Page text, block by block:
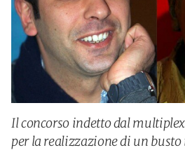
Il concorso indetto dal
per la realizzazione di un busto